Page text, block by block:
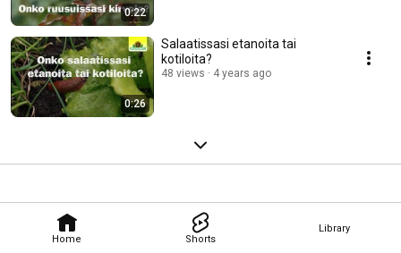
Home Shorts
Library
0:22
0:26
Salaatissasi etanoita tai
kotiloita?
48 views 4 years ago